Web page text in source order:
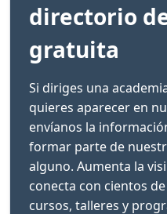
directorio
gratuita
Si diriges una
quieres aparecer en
envíanos la
formar parte de
alguno. Aumenta la
conecta con cientos
cursos, talleres y